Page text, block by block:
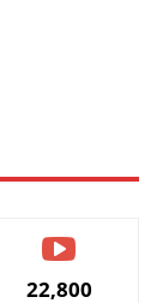
22,800